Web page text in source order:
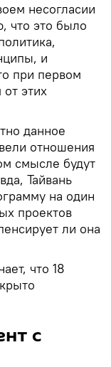
несогласии
что это было
и
при первом
этих
данное
отношения
смысле будут
Тайвань
на один
проектов
ли она
что 18
с